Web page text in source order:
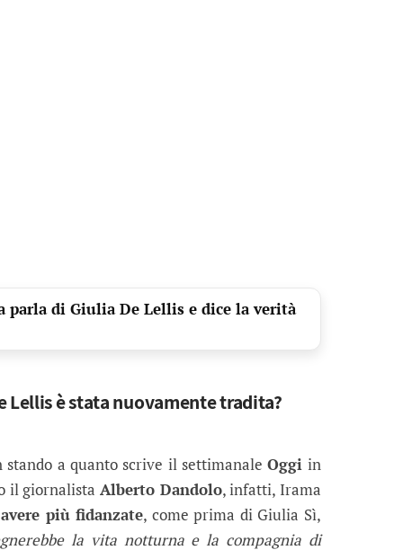
parla di Giulia De Lellis e dice la verità
Lellis è stata nuovamente tradita?
stando a quanto scrive il settimanaleOggi in
il giornalistaAlberto Dandolo, infatti, Irama
più fidanzate, come prima di Giulia Sì,
la vita notturna e la compagnia di